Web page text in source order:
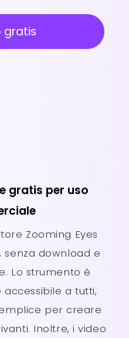
gratis
gratis per uso
Zooming Eyes
download e
Lo strumento è
a tutti,
per creare
Inoltre, i video